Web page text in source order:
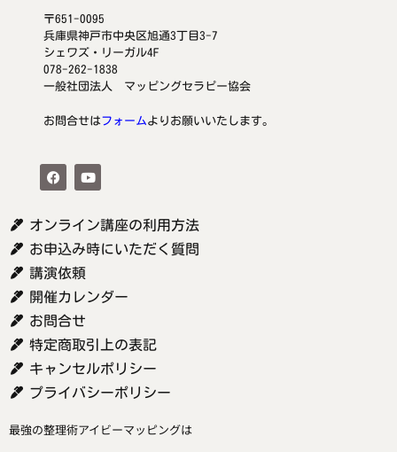
〒651-0095
兵庫県神戸市中央区旭通3丁目3-7
シェワズ・リーガル4F
078-262-1838
一般社団法人 マッピングセラピー協会
お問合せはフォームよりお願いいたします。
オンライン講座の利用方法
お申込み時にいただく質問
講演依頼
開催カレンダー
お問合せ
特定商取引上の表記
キャンセルポリシー
プライバシーポリシー
最強の整理術アイビーマッピングは